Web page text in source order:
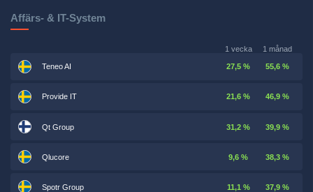
Affärs- & IT-System
1 vecka 1 månad
Teneo AI 27,5 % 55,6 %
Provide IT 21,6 % 46,9 %
Qt Group 31,2 % 39,9 %
Qlucore 9,6 % 38,3 %
Spotr Group 11,1 % 37,9 %